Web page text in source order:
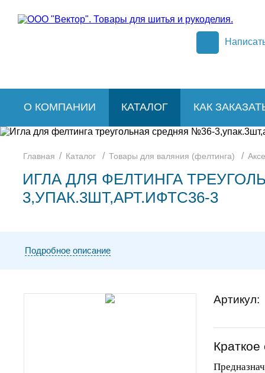
О КОМПАНИИ КАТАЛОГ КАК
Главная / Каталог / Товары для валяния (фелтинга) /
ИГЛА ДЛЯ ФЕЛТИНГА
3,УПАК.3ШТ,АРТ.ИФТС36-3
Подробное описание
Артикул: